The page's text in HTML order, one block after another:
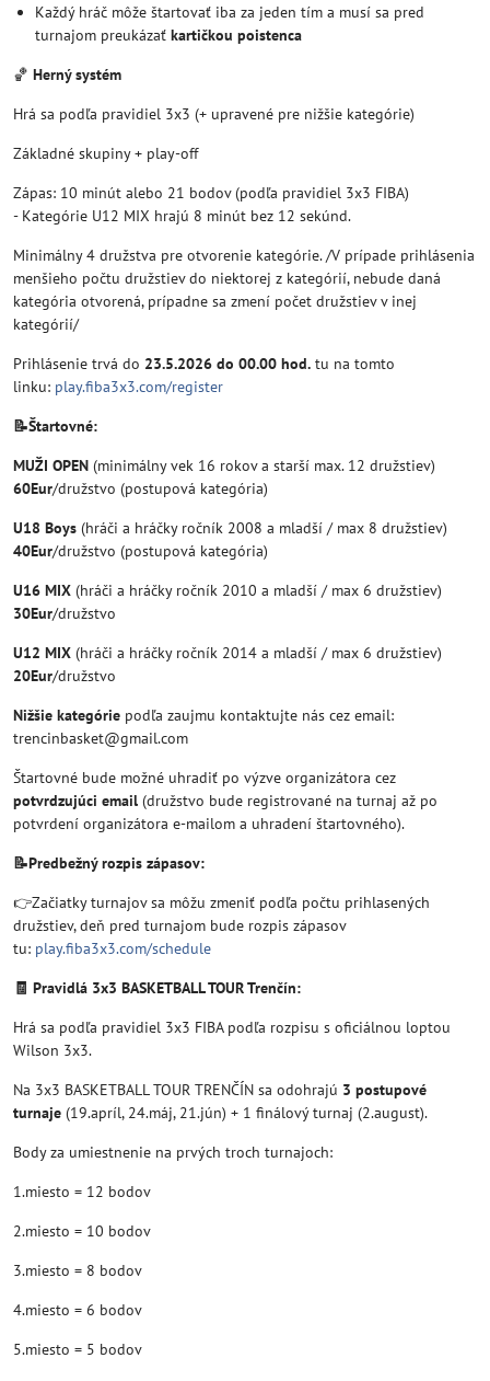
Každý hráč môže štartovať iba za jeden tím a musí sa pred
turnajom preukázať kartičkou poistenca
🏀 Herný systém
Hrá sa podľa pravidiel 3x3 (+ upravené pre nižšie kategórie)
Základné skupiny + play-off
Zápas: 10 minút alebo 21 bodov (podľa pravidiel 3x3 FIBA)
- Kategórie U12 MIX hrajú 8 minút bez 12 sekúnd.
Minimálny 4 družstva pre otvorenie kategórie. /V prípade prihlásenia
menšieho počtu družstiev do niektorej z kategórií, nebude daná
kategória otvorená, prípadne sa zmení počet družstiev v inej
kategórií/
Prihlásenie trvá do 23.5.2026 do 00.00 hod. tu na tomto
linku: play.fiba3x3.com/register
📝Štartovné:
MUŽI OPEN (minimálny vek 16 rokov a starší max. 12 družstiev)
60Eur/družstvo (postupová kategória)
U18 Boys (hráči a hráčky ročník 2008 a mladší / max 8 družstiev)
40Eur/družstvo (postupová kategória)
U16 MIX (hráči a hráčky ročník 2010 a mladší / max 6 družstiev)
30Eur/družstvo
U12 MIX (hráči a hráčky ročník 2014 a mladší / max 6 družstiev)
20Eur/družstvo
Nižšie kategórie podľa zaujmu kontaktujte nás cez email:
trencinbasket@gmail.com
Štartovné bude možné uhradiť po výzve organizátora cez
potvrdzujúci email (družstvo bude registrované na turnaj až po
potvrdení organizátora e-mailom a uhradení štartovného).
📝Predbežný rozpis zápasov:
👉Začiatky turnajov sa môžu zmeniť podľa počtu prihlasených
družstiev, deň pred turnajom bude rozpis zápasov
tu: play.fiba3x3.com/schedule
🧾 Pravidlá 3x3 BASKETBALL TOUR Trenčín:
Hrá sa podľa pravidiel 3x3 FIBA podľa rozpisu s oficiálnou loptou
Wilson 3x3.
Na 3x3 BASKETBALL TOUR TRENČÍN sa odohrajú 3 postupové
turnaje (19.apríl, 24.máj, 21.jún) + 1 finálový turnaj (2.august).
Body za umiestnenie na prvých troch turnajoch:
1.miesto = 12 bodov
2.miesto = 10 bodov
3.miesto = 8 bodov
4.miesto = 6 bodov
5.miesto = 5 bodov